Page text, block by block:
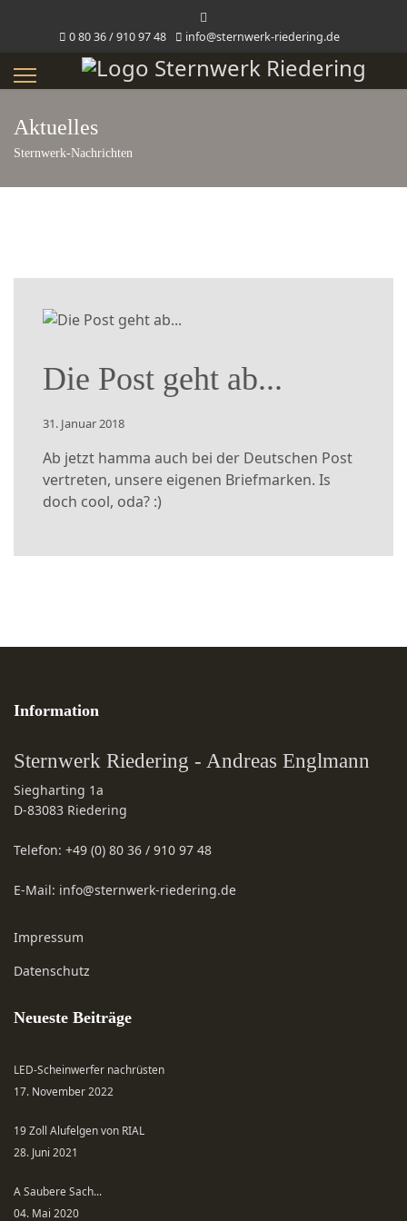
0 80 36 / 910 97 48 info@sternwerk-riedering.de
Aktuelles
Sternwerk-Nachrichten
Die Post geht ab...
31. Januar 2018
Ab jetzt hamma auch bei der Deutschen Post
vertreten, unsere eigenen Briefmarken. Is
doch cool, oda? :)
Information
Sternwerk Riedering - Andreas Englmann
Siegharting 1a
D-83083 Riedering
Telefon: +49 (0) 80 36 / 910 97 48
E-Mail: info@sternwerk-riedering.de
Impressum
Datenschutz
Neueste Beiträge
LED-Scheinwerfer nachrüsten
17. November 2022
19 Zoll Alufelgen von RIAL
28. Juni 2021
A Saubere Sach...
04. Mai 2020